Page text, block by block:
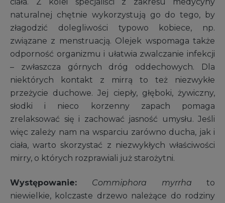
ciała. Z kolei specjaliści z zakresu medycyny
naturalnej chętnie wykorzystują go do tego, by
złagodzić dolegliwości typowo kobiece, np.
związane z menstruacją. Olejek wspomaga także
odporność organizmu i ułatwia zwalczanie infekcji
– zwłaszcza górnych dróg oddechowych. Dla
niektórych kontakt z mirrą to też niezwykłe
przeżycie duchowe. Jej ciepły, głęboki, żywiczny,
słodki i nieco korzenny zapach pomaga
zrelaksować się i zachować jasność umysłu. Jeśli
więc zależy nam na wsparciu zarówno ducha, jak i
ciała, warto skorzystać z niezwykłych właściwości
mirry, o których rozprawiali już starożytni.
Występowanie: Commiphora myrrha to
niewielkie, kolczaste drzewo należące do rodziny